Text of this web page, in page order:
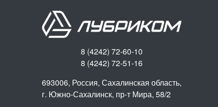
8 (4242) 72-60-10
8 (4242) 72-51-16
693006, Россия, Сахалинская область,
г. Южно-Сахалинск, пр-т Мира, 58/2